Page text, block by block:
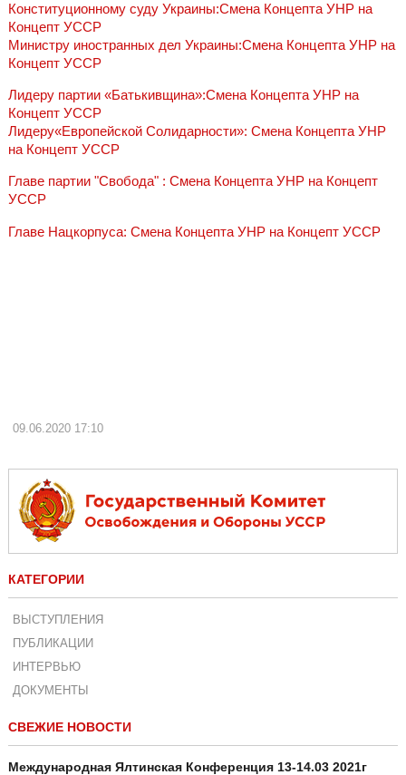
Конституционному суду Украины:Смена Концепта УНР на
Концепт УССР
Министру иностранных дел Украины:Смена Концепта УНР на
Концепт УССР
Лидеру партии «Батькивщина»:Смена Концепта УНР на
Концепт УССР
Лидеру«Европейской Солидарности»: Смена Концепта УНР
на Концепт УССР
Главе партии "Свобода" : Смена Концепта УНР на Концепт
УССР
Главе Нацкорпуса: Смена Концепта УНР на Концепт УССР
09.06.2020 17:10
КАТЕГОРИИ
ВЫСТУПЛЕНИЯ
ПУБЛИКАЦИИ
ИНТЕРВЬЮ
ДОКУМЕНТЫ
СВЕЖИЕ НОВОСТИ
Международная Ялтинская Конференция 13-14.03 2021г